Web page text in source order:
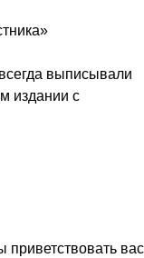
выписывали
издании с
вас